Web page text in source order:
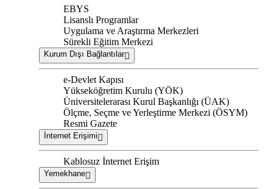
EBYS
Lisanslı Programlar
Uygulama ve Araştırma Merkezleri
Sürekli Eğitim Merkezi
Kurum Dışı Bağlantılar
e-Devlet Kapısı
Yükseköğretim Kurulu (YÖK)
Üniversitelerarası Kurul Başkanlığı (ÜAK)
Ölçme, Seçme ve Yerleştirme Merkezi (ÖSYM)
Resmi Gazete
İnternet Erişimi
Kablosuz İnternet Erişim
Yemekhane